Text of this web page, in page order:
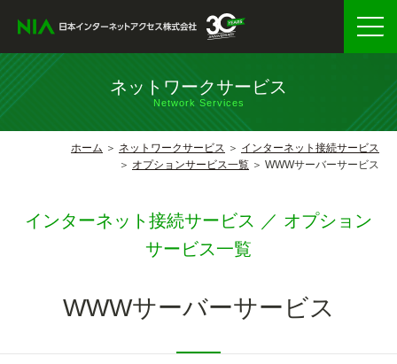
ネットワークサービス
Network Services
ホーム ネットワークサービス
インターネット接続サービス
オプションサービス一覧
WWWサーバーサービス
インターネット接続サービス ／ オプション
サービス一覧
WWWサーバーサービス